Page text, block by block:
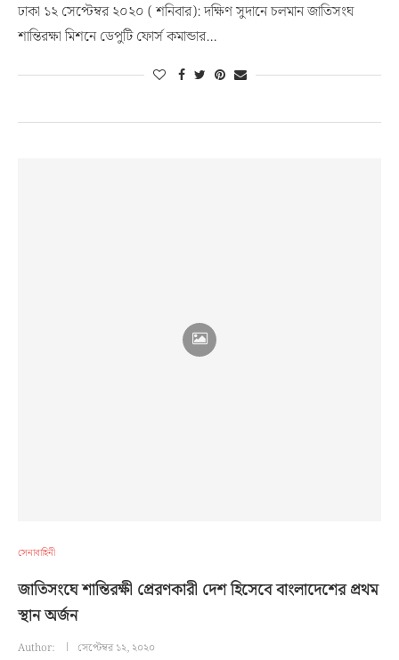
ঢাকা ১২ সেপ্টেম্বর ২০২০ ( শনিবার): দক্ষিণ সুদানে চলমান জাতিসংঘ
শান্তিরক্ষা মিশনে ডেপুটি ফোর্স কমান্ডার…
সেনাবাহিনী
জাতিসংঘে শান্তিরক্ষী প্রেরণকারী দেশ হিসেবে বাংলাদেশের প্রথম
স্থান অর্জন
Author: সেপ্টেম্বর ১২, ২০২০